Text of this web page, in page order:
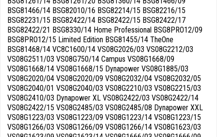
BSG81466/14 BSG82010/16 BSG82214/15 BSG82216/15
BSG82231/15 BSG82422/14 BSG82422/15 BSG82422/17
BSG82422/21 BSG8330/14 Home Professional BSG8PRO12/09
BSG8PRO12/15 Limited Edition BSG81455/14 TheOne
BSG81468/14 VC8C1600/14 VS08G2026/03 VS08G2212/03
VS08G2511/03 VS08G750/14 Campus VS08G1668/09
VS08G1668/14 VS08G1668/15 Dynapower VS08G1885/03
VS08G2020/04 VS08G2020/09 VS08G2032/04 VS08G2032/05
VS08G2040/01 VS08G2040/03 VS08G2210/03 VS08G2215/03
VS08G2410/03 Dynapower XL VS08G2422/03 VS08G2422/14
VS08G2422/15 VS08G2485/03 VS08G2485/08 Dynapower XXL
VS08G1223/03 VS08G1223/09 VS08G1223/14 VS08G1223/15
VS08G1266/03 VS08G1266/09 VS08G1266/14 VS08G1623/03